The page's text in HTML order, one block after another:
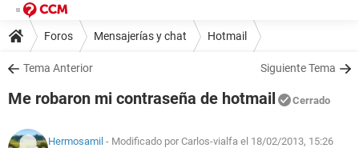
Foros Mensajerías y chat Hotmail
Tema Anterior Siguiente Tema
Me robaron mi contraseña de hotmail Cerrado
Hermosamil - Modificado por Carlos-vialfa el 18/02/2013, 15:26